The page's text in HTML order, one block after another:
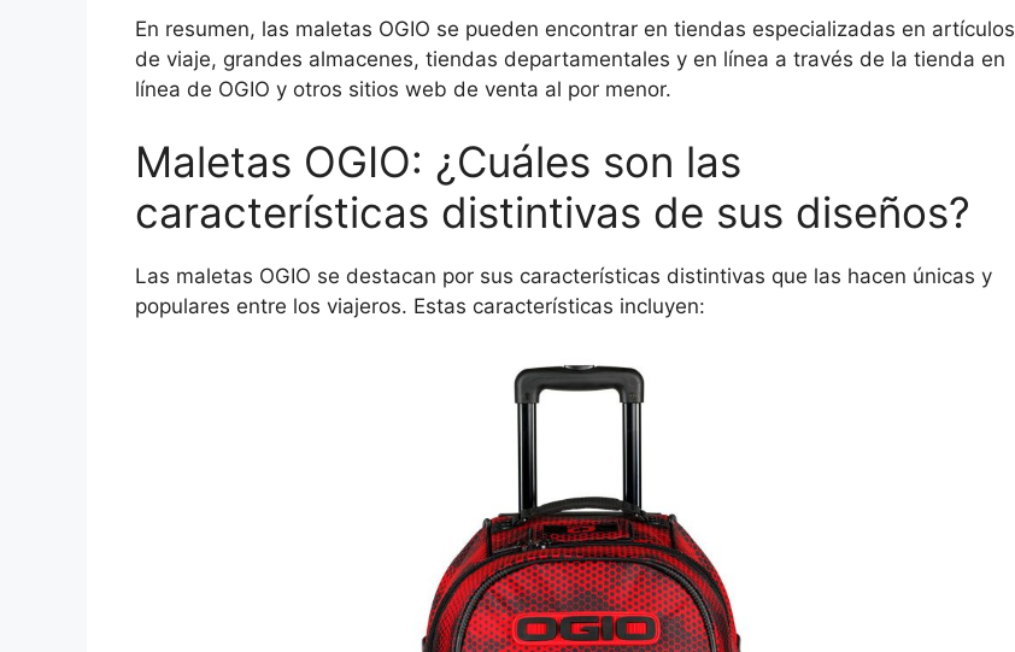
En resumen, las maletas OGIO se pueden encontrar en tiendas especializadas en artículos
de viaje, grandes almacenes, tiendas departamentales y en línea a través de la tienda en
línea de OGIO y otros sitios web de venta al por menor.
Maletas OGIO: ¿Cuáles son las
características distintivas de sus diseños?
Las maletas OGIO se destacan por sus características distintivas que las hacen únicas y
populares entre los viajeros. Estas características incluyen: